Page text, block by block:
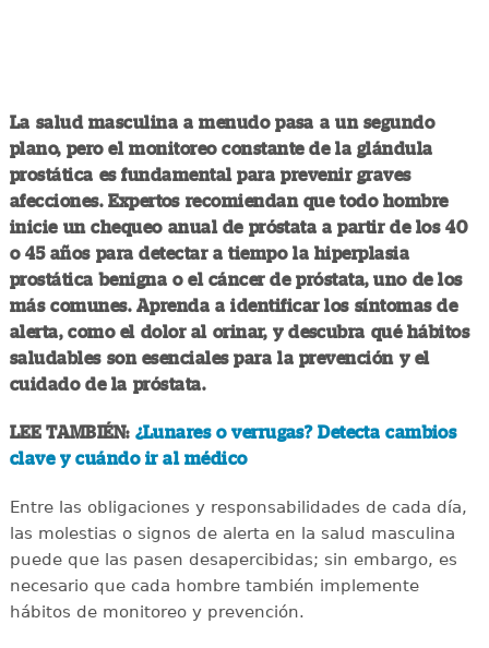
La salud masculina a menudo pasa a un segundo
plano, pero el monitoreo constante de la glándula
prostática es fundamental para prevenir graves
afecciones. Expertos recomiendan que todo hombre
inicie un chequeo anual de próstata a partir de los 40
o 45 años para detectar a tiempo la hiperplasia
prostática benigna o el cáncer de próstata, uno de los
más comunes. Aprenda a identificar los síntomas de
alerta, como el dolor al orinar, y descubra qué hábitos
saludables son esenciales para la prevención y el
cuidado de la próstata.
LEE TAMBIÉN: ¿Lunares o verrugas? Detecta cambios
clave y cuándo ir al médico
Entre las obligaciones y responsabilidades de cada día,
las molestias o signos de alerta en la salud masculina
puede que las pasen desapercibidas; sin embargo, es
necesario que cada hombre también implemente
hábitos de monitoreo y prevención.